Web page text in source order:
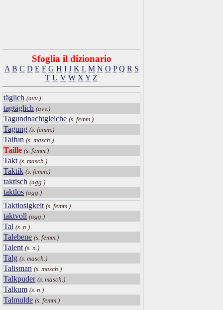
Sfoglia il dizionario
A B C D E F G H I J K L M N O P Q R S
T U V W X Y Z
täglich (avv.)
tagtäglich (avv.)
Tagundnachtgleiche (s. femm.)
Tagung (s. femm.)
Taifun (s. masch.)
Taille (s. femm.)
Takt (s. masch.)
Taktik (s. femm.)
taktisch (agg.)
taktlos (agg.)
Taktlosigkeit (s. femm.)
taktvoll (agg.)
Tal (s. n.)
Talebene (s. femm.)
Talent (s. n.)
Talg (s. masch.)
Talisman (s. masch.)
Talkpuder (s. masch.)
Talkum (s. n.)
Talmulde (s. femm.)